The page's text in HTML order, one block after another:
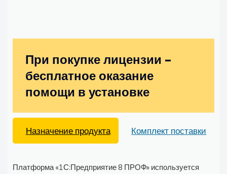
При покупке лицензии –
бесплатное оказание
помощи в установке
Назначение продукта Комплект поставки
Платформа «1С:Предприятие 8 ПРОФ» используется